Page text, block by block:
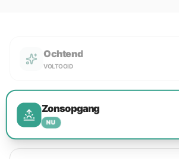
Ochtend
VOLTOOID
Zonsopgang
NU